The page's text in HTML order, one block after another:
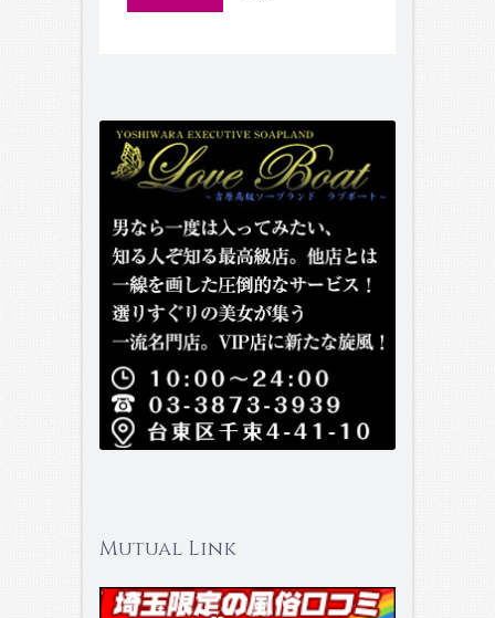
Mutual Link